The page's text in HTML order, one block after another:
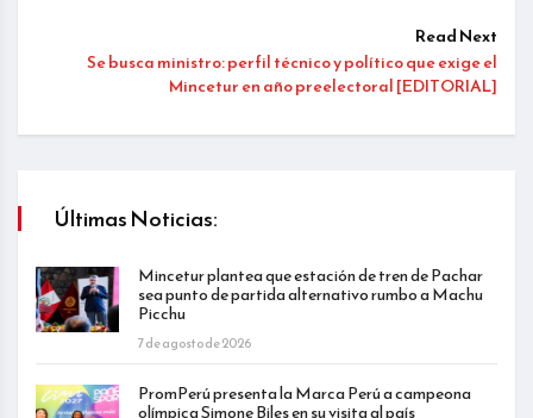
Read Next
Se busca ministro: perfil técnico y político que exige el
Mincetur en año preelectoral [EDITORIAL]
Últimas Noticias:
Mincetur plantea que estación de tren de Pachar
sea punto de partida alternativo rumbo a Machu
Picchu
7 de agosto de 2026
PromPerú presenta la Marca Perú a campeona
olímpica Simone Biles en su visita al país